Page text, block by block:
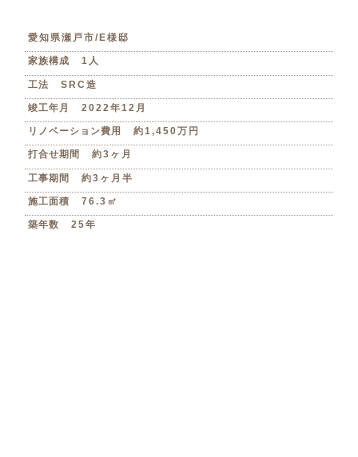
愛知県瀬戸市/E様邸
家族構成 1人
工法 SRC造
竣工年月 2022年12月
リノベーション費用 約1,450万円
打合せ期間 約3ヶ月
工事期間 約3ヶ月半
施工面積 76.3㎡
築年数 25年